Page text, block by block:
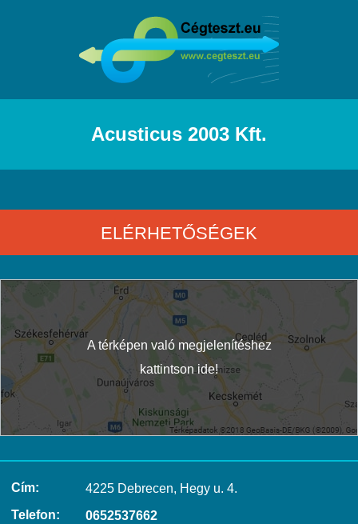
Acusticus 2003 Kft.
ELÉRHETŐSÉGEK
A térképen való megjelenítéshez
kattintson ide!
Cím:
4225 Debrecen, Hegy u. 4.
Telefon:
0652537662